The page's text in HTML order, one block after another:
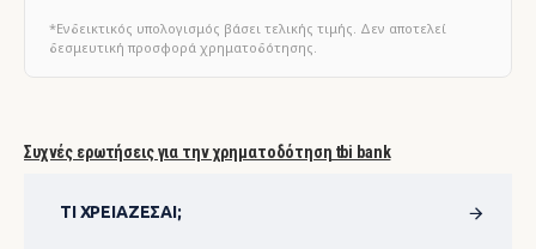
Συχνές ερωτήσεις για την χρηματοδότηση tbi bank
ΤΙ ΧΡΕΙΆΖΕΣΑΙ;
*Ενδεικτικός υπολογισμός βάσει τελικής τιμής. Δεν αποτελεί
δεσμευτική προσφορά χρηματοδότησης.